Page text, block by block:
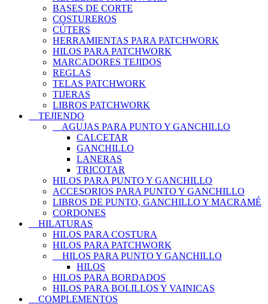
BASES DE CORTE
COSTUREROS
CÚTERS
HERRAMIENTAS PARA PATCHWORK
HILOS PARA PATCHWORK
MARCADORES TEJIDOS
REGLAS
TELAS PATCHWORK
TIJERAS
LIBROS PATCHWORK
TEJIENDO
AGUJAS PARA PUNTO Y GANCHILLO
CALCETAR
GANCHILLO
LANERAS
TRICOTAR
HILOS PARA PUNTO Y GANCHILLO
ACCESORIOS PARA PUNTO Y GANCHILLO
LIBROS DE PUNTO, GANCHILLO Y MACRAMÉ
CORDONES
HILATURAS
HILOS PARA COSTURA
HILOS PARA PATCHWORK
HILOS PARA PUNTO Y GANCHILLO
HILOS
HILOS PARA BORDADOS
HILOS PARA BOLILLOS Y VAINICAS
COMPLEMENTOS